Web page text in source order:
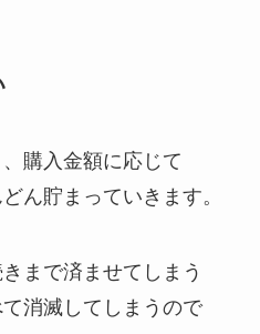
購入金額に応じて
ん貯まっていきます。
まで済ませてしまう
消滅してしまうので